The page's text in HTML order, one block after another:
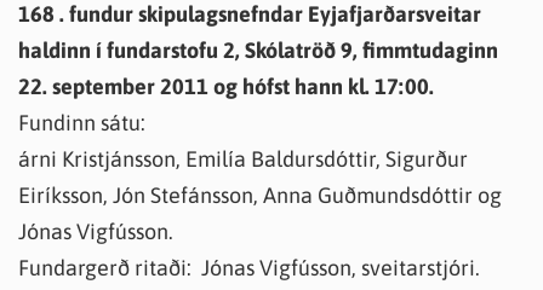
168 . fundur skipulagsnefndar Eyjafjarðarsveitar
haldinn í fundarstofu 2, Skólatröð 9, fimmtudaginn
22. september 2011 og hófst hann kl. 17:00.
Fundinn sátu:
árni Kristjánsson, Emilía Baldursdóttir, Sigurður
Eiríksson, Jón Stefánsson, Anna Guðmundsdóttir og
Jónas Vigfússon.
Fundargerð ritaði: Jónas Vigfússon, sveitarstjóri.